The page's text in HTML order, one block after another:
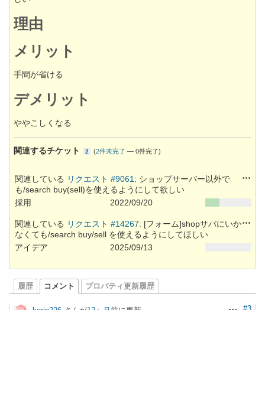
理由
メリット
手間が省ける
デメリット
ややこしくなる
関連するチケット 2 (2件未完了 — 0件完了)
関連している リクエスト #9061 : ショップサーバー以外で
も/search buy(sell)を使えるようにして欲しい
採用
2022/09/20
関連している リクエスト #14267: [フォーム]shopサバにいか
なくても/search buy/sell を使えるようにしてほしい
アイデア
2025/09/13
履歴 コメント プロパティ更新履歴
操作#3
korin226 さんが12ヶ月前に更新